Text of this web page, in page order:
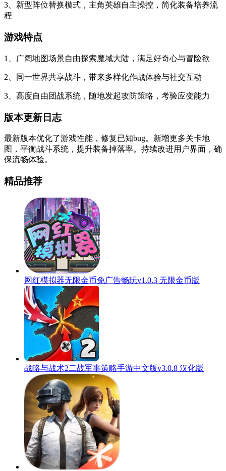
3、新型阵位替换模式，主角英雄自主操控，简化装备培养流
程
游戏特点
1、广阔地图场景自由探索魔域大陆，满足好奇心与冒险欲
2、同一世界共享战斗，带来多样化作战体验与社交互动
3、高度自由团战系统，随地发起攻防策略，考验应变能力
版本更新日志
最新版本优化了游戏性能，修复已知bug。新增更多关卡地
图，平衡战斗系统，提升装备掉落率。持续改进用户界面，确
保流畅体验。
精品推荐
网红模拟器无限金币免广告畅玩v1.0.3 无限金币版
战略与战术2二战军事策略手游中文版v3.0.8 汉化版